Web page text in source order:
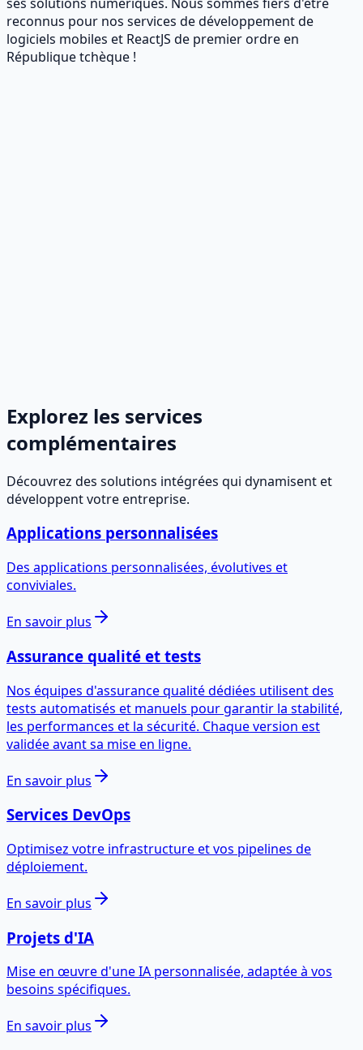
reconnus pour nos services de développement de
logiciels mobiles et ReactJS de premier ordre en
République tchèque !
Explorez les services
complémentaires
Découvrez des solutions intégrées qui dynamisent et
développent votre entreprise.
Applications personnalisées
Des applications personnalisées, évolutives et
conviviales.
En savoir plus
Assurance qualité et tests
Nos équipes d'assurance qualité dédiées utilisent des
tests automatisés et manuels pour garantir la stabilité,
les performances et la sécurité. Chaque version est
validée avant sa mise en ligne.
En savoir plus
Services DevOps
Optimisez votre infrastructure et vos pipelines de
déploiement.
En savoir plus
Projets d'IA
Mise en œuvre d'une IA personnalisée, adaptée à vos
besoins spécifiques.
En savoir plus